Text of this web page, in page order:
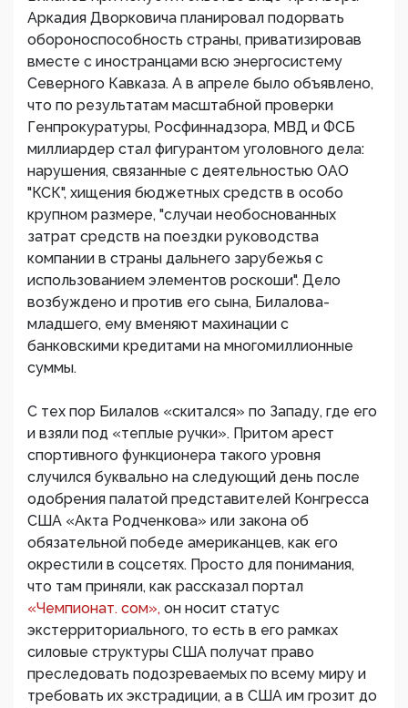
Аркадия Дворковича планировал подорвать
обороноспособность страны, приватизировав
вместе с иностранцами всю энергосистему
Северного Кавказа. А в апреле было объявлено,
что по результатам масштабной проверки
Генпрокуратуры, Росфиннадзора, МВД и ФСБ
миллиардер стал фигурантом уголовного дела:
нарушения, связанные с деятельностью ОАО
"КСК", хищения бюджетных средств в особо
крупном размере, "случаи необоснованных
затрат средств на поездки руководства
компании в страны дальнего зарубежья с
использованием элементов роскоши". Дело
возбуждено и против его сына, Билалова-
младшего, ему вменяют махинации с
банковскими кредитами на многомиллионные
суммы.
С тех пор Билалов «скитался» по Западу, где его
и взяли под «теплые ручки». Притом арест
спортивного функционера такого уровня
случился буквально на следующий день после
одобрения палатой представителей Конгресса
США «Акта Родченкова» или закона об
обязательной победе американцев, как его
окрестили в соцсетях. Просто для понимания,
что там приняли, как рассказал портал
«Чемпионат. сом», он носит статус
экстерриториального, то есть в его рамках
силовые структуры США получат право
преследовать подозреваемых по всему миру и
требовать их экстрадиции, а в США им грозит до